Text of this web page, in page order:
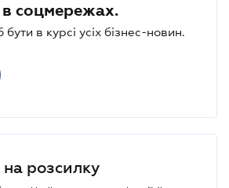
в соцмережах.
в курсі усіх бізнес-новин.
на розсилку